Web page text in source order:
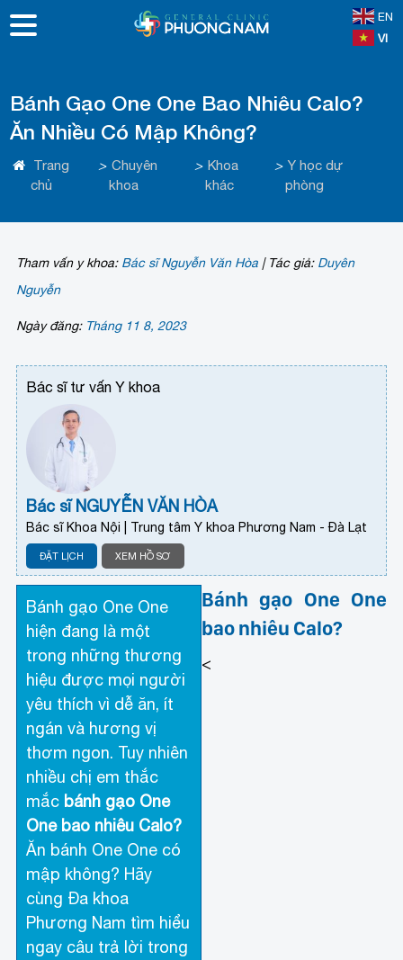
EN
VI
Bánh Gạo One One Bao Nhiêu Calo?
Ăn Nhiều Có Mập Không?
Trang
chủ
> Chuyên
khoa
> Khoa
khác
> Y học dự
phòng
Tham vấn y khoa: Bác sĩ Nguyễn Văn Hòa |Tác giả: Duyên
Nguyễn
Ngày đăng: Tháng 11 8, 2023
Bác sĩ tư vấn Y khoa
Bác sĩ NGUYỄN VĂN HÒA
Bác sĩ Khoa Nội | Trung tâm Y khoa Phương Nam - Đà Lạt
ĐẶT LỊCH XEM HỒ SƠ
Bánh gạo One One
hiện đang là một
trong những thương
hiệu được mọi người
yêu thích vì dễ ăn, ít
ngán và hương vị
thơm ngon. Tuy nhiên
nhiều chị em thắc
mắc bánh gạo One
One bao nhiêu Calo?
Ăn bánh One One có
mập không? Hãy
cùng Đa khoa
Phương Nam tìm hiểu
ngay câu trả lời trong
Bánh gạo One One
bao nhiêu Calo?
<